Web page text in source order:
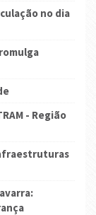
no dia
- Região